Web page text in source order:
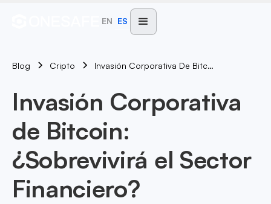
EN ES
Blog Cripto Invasión Corporativa De Bitcoin: ¿Sobrevivirá El Sector Financiero?
Invasión Corporativa
de Bitcoin:
¿Sobrevivirá el Sector
Financiero?